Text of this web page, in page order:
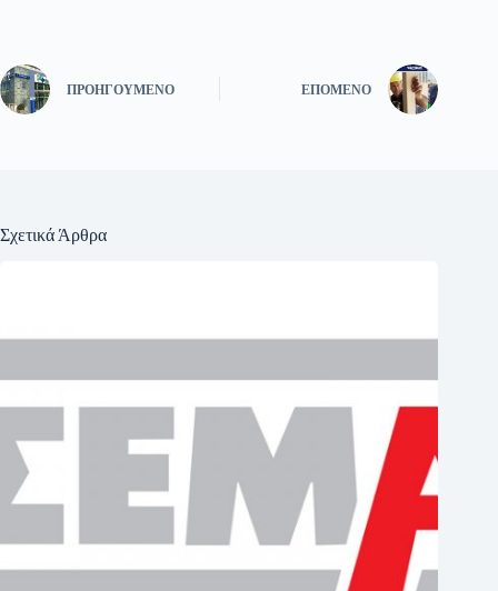
ΠΡΟΗΓΟΎΜΕΝΟ ΕΠΌΜΕΝΟ
Σχετικά Άρθρα